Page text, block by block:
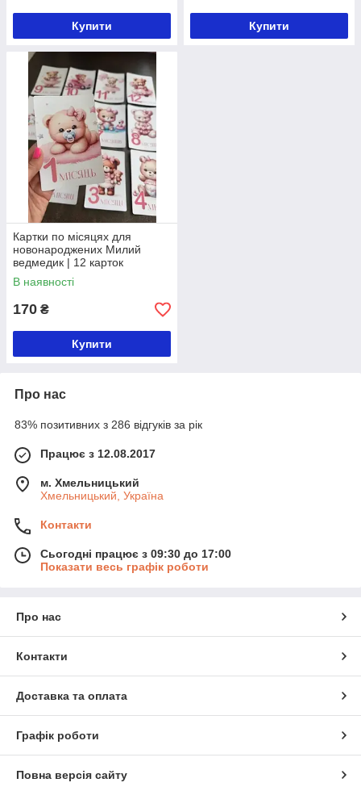
Купити Купити
Картки по місяцях для
новонароджених Милий
ведмедик | 12 карток
В наявності
170 ₴
Купити
Про нас
83% позитивних з 286 відгуків за рік
Працює з 12.08.2017
м. Хмельницький
Хмельницький, Україна
Контакти
Сьогодні працює з 09:30 до 17:00
Показати весь графік роботи
Про нас
Контакти
Доставка та оплата
Графік роботи
Повна версія сайту